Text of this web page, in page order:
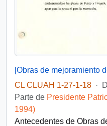
CL CLUAH 1-27-1-18 ·
Parte de Presidente
1994)
Antecedentes de Obras